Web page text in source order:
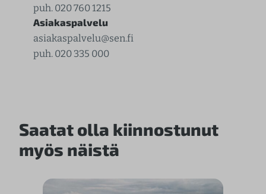
puh. 020 760 1215
Asiakaspalvelu
asiakaspalvelu@sen.fi
puh. 020 335 000
Saatat olla kiinnostunut
myös näistä